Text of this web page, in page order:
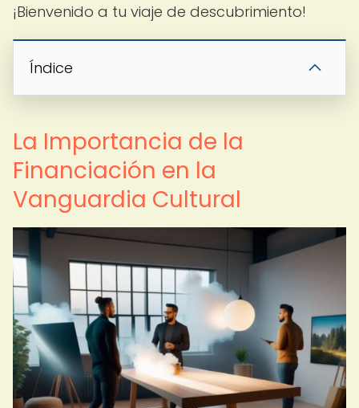
¡Bienvenido a tu viaje de descubrimiento!
Índice
La Importancia de la
Financiación en la
Vanguardia Cultural